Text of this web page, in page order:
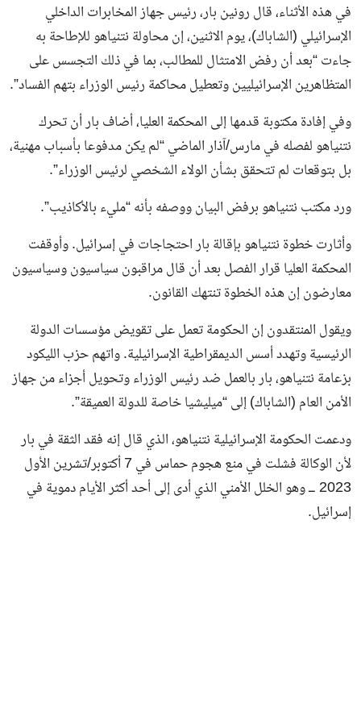
في هذه الأثناء، قال رونين بار، رئيس جهاز المخابرات الداخلي
الإسرائيلي (الشاباك)، يوم الاثنين، إن محاولة نتنياهو للإطاحة به
جاءت “بعد أن رفض الامتثال للمطالب، بما في ذلك التجسس على
المتظاهرين الإسرائيليين وتعطيل محاكمة رئيس الوزراء بتهم الفساد”.
وفي إفادة مكتوبة قدمها إلى المحكمة العليا، أضاف بار أن تحرك
نتنياهو لفصله في مارس/آذار الماضي “لم يكن مدفوعا بأسباب مهنية،
بل بتوقعات لم تتحقق بشأن الولاء الشخصي لرئيس الوزراء”.
ورد مكتب نتنياهو برفض البيان ووصفه بأنه “مليء بالأكاذيب”.
وأثارت خطوة نتنياهو بإقالة بار احتجاجات في إسرائيل. وأوقفت
المحكمة العليا قرار الفصل بعد أن قال مراقبون سياسيون وسياسيون
معارضون إن هذه الخطوة تنتهك القانون.
ويقول المنتقدون إن الحكومة تعمل على تقويض مؤسسات الدولة
الرئيسية وتهدد أسس الديمقراطية الإسرائيلية. واتهم حزب الليكود
بزعامة نتنياهو، بار بالعمل ضد رئيس الوزراء وتحويل أجزاء من جهاز
الأمن العام (الشاباك) إلى “ميليشيا خاصة للدولة العميقة”.
ودعمت الحكومة الإسرائيلية نتنياهو، الذي قال إنه فقد الثقة في بار
لأن الوكالة فشلت في منع هجوم حماس في 7 أكتوبر/تشرين الأول
2023 ــ وهو الخلل الأمني الذي أدى إلى أحد أكثر الأيام دموية في
إسرائيل.